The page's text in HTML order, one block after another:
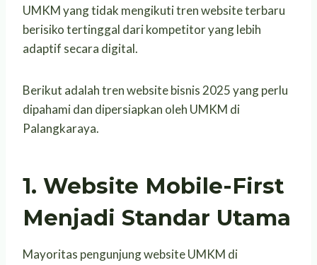
UMKM yang tidak mengikuti tren website terbaru
berisiko tertinggal dari kompetitor yang lebih
adaptif secara digital.
Berikut adalah tren website bisnis 2025 yang perlu
dipahami dan dipersiapkan oleh UMKM di
Palangkaraya.
1. Website Mobile-First
Menjadi Standar Utama
Mayoritas pengunjung website UMKM di